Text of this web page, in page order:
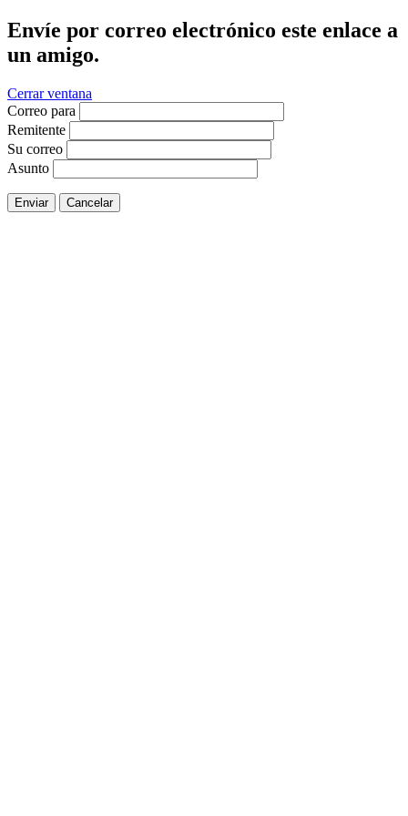
Envíe por correo electrónico este enlace a
un amigo.
Cerrar ventana
Correo para
Remitente
Su correo
Asunto
Enviar Cancelar